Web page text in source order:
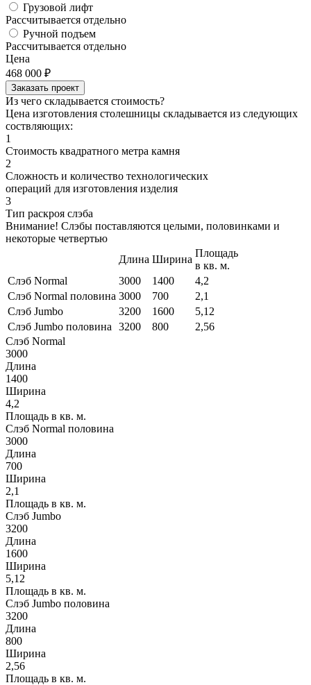
Грузовой лифт
Рассчитывается отдельно
Ручной подъем
Рассчитывается отдельно
Цена
468 000 ₽
Заказать проект
Из чего складывается стоимость?
Цена изготовления столешницы складывается из следующих
соствляющих:
1
Стоимость квадратного метра камня
2
Сложность и количество технологических
операций для изготовления изделия
3
Тип раскроя слэба
Внимание! Слэбы поставляются целыми, половинками и
некоторые четвертью
Длина Ширина
Площадь
в кв. м.
Слэб Normal
3000 1400
4,2
Слэб Normal половина 3000 700
2,1
Слэб Jumbo
3200 1600
5,12
Слэб Jumbo половина
3200 800
2,56
Слэб Normal
3000
Длина
1400
Ширина
4,2
Площадь в кв. м.
Слэб Normal половина
3000
Длина
700
Ширина
2,1
Площадь в кв. м.
Слэб Jumbo
3200
Длина
1600
Ширина
5,12
Площадь в кв. м.
Слэб Jumbo половина
3200
Длина
800
Ширина
2,56
Площадь в кв. м.